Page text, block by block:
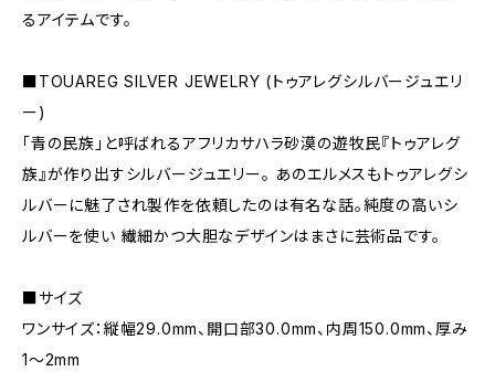
るアイテムです。
■TOUAREG SILVER JEWELRY (トゥアレグシルバージュエリ
ー)
「青の民族」と呼ばれるアフリカサハラ砂漠の遊牧民『トゥアレグ
族』が作り出すシルバージュエリー。 あのエルメスもトゥアレグシ
ルバーに魅了され製作を依頼したのは有名な話。純度の高いシ
ルバーを使い 繊細かつ大胆なデザインはまさに芸術品です。
■サイズ
ワンサイズ：縦幅29.0mm、開口部30.0mm、内周150.0mm、厚み
1〜2mm